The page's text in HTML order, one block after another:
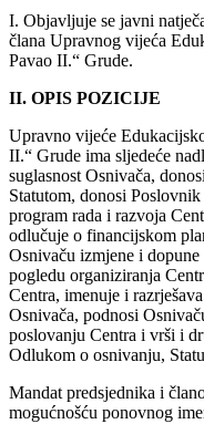
I. Objavljuje se javni
člana Upravnog vijeća
Pavao II.“ Grude.
II. OPIS POZICIJE
Upravno vijeće
II.“ Grude ima sljedeće
suglasnost Osnivača,
Statutom, donosi
program rada i razvoja
odlučuje o financijskom
Osnivaču izmjene i
pogledu organiziranja
Centra, imenuje i
Osnivača, podnosi
poslovanju Centra i vrši i
Odlukom o osnivanju,
Mandat predsjednika i
mogućnošću ponovnog